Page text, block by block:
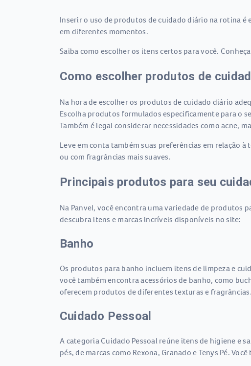
Inserir o uso de produtos de cuidado diário na rotina é
em diferentes momentos.
Saiba como escolher os itens certos para você.
Como escolher produtos de
Na hora de escolher os produtos de cuidado diário
Escolha produtos formulados especificamente para o
Também é legal considerar necessidades como acne,
Leve em conta também suas preferências em relação
ou com fragrâncias mais suaves.
Principais produtos para seu
Na Panvel, você encontra uma variedade de produtos
descubra itens e marcas incríveis disponíveis no site:
Banho
Os produtos para banho incluem itens de limpeza e
você também encontra acessórios de banho, como
oferecem produtos de diferentes texturas e fragrâncias.
Cuidado Pessoal
A categoria Cuidado Pessoal reúne itens de higiene e
pés, de marcas como Rexona, Granado e Tenys Pé.